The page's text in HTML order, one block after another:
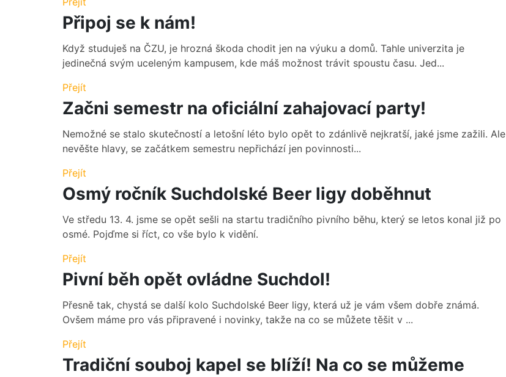
Připoj se k nám!
Když studuješ na ČZU, je hrozná škoda chodit jen na výuku a domů. Tahle univerzita je
jedinečná svým uceleným kampusem, kde máš možnost trávit spoustu času. Jed...
Přejít
Začni semestr na oficiální zahajovací party!
Nemožné se stalo skutečností a letošní léto bylo opět to zdánlivě nejkratší, jaké jsme zažili. Ale
nevěšte hlavy, se začátkem semestru nepřichází jen povinnosti...
Přejít
Osmý ročník Suchdolské Beer ligy doběhnut
Ve středu 13. 4. jsme se opět sešli na startu tradičního pivního běhu, který se letos konal již po
osmé. Pojďme si říct, co vše bylo k vidění.
Přejít
Pivní běh opět ovládne Suchdol!
Přesně tak, chystá se další kolo Suchdolské Beer ligy, která už je vám všem dobře známá.
Ovšem máme pro vás připravené i novinky, takže na co se můžete těšit v ...
Přejít
Tradiční souboj kapel se blíží! Na co se můžeme